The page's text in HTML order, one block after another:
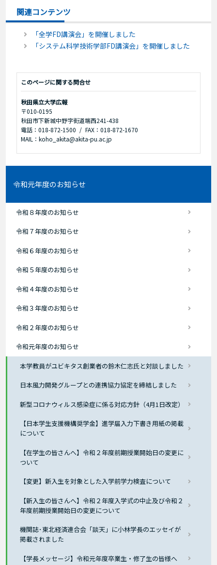
関連コンテンツ
「全学FD講演会」を開催しました
「システム科学技術学部FD講演会」を開催しました
このページに関する問合せ
秋田県立大学広報
〒010-0195
秋田市下新城中野字街道端西241-438
電話：018-872-1500
FAX：018-872-1670
MAIL：koho_akita@akita-pu.ac.jp
令和元年度のお知らせ
令和８年度のお知らせ
令和７年度のお知らせ
令和６年度のお知らせ
令和５年度のお知らせ
令和４年度のお知らせ
令和３年度のお知らせ
令和２年度のお知らせ
令和元年度のお知らせ
本学教員がユビキタス創業者の鈴木仁志氏と対談しました
日本風力開発グループとの連携協力協定を締結しました
新型コロナウィルス感染症に係る対応方針（4月1日改定）
【日本学生支援機構奨学金】進学届入力下書き用紙の掲載
について
【在学生の皆さんへ】令和２年度前期授業開始日の変更に
ついて
【変更】新入生を対象とした入学前学力検査について
【新入生の皆さんへ】令和２年度入学式の中止及び令和２
年度前期授業開始日の変更について
機関誌･東北経済連合会「談天」に小林学長のエッセイが
掲載されました
【学長メッセージ】令和元年度卒業生・修了生の皆様へ